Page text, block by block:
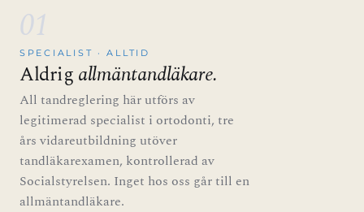
01
SPECIALIST · ALLTID
Aldrigallmäntandläkare.
All tandreglering här utförs av
legitimerad specialist i ortodonti, tre
års vidareutbildning utöver
tandläkarexamen, kontrollerad av
Socialstyrelsen. Inget hos oss går till en
allmäntandläkare.